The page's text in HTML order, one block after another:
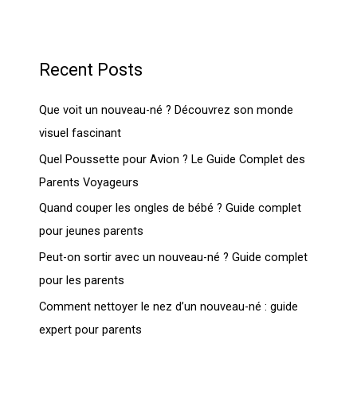
Recent Posts
Que voit un nouveau-né ? Découvrez son monde
visuel fascinant
Quel Poussette pour Avion ? Le Guide Complet des
Parents Voyageurs
Quand couper les ongles de bébé ? Guide complet
pour jeunes parents
Peut-on sortir avec un nouveau-né ? Guide complet
pour les parents
Comment nettoyer le nez d’un nouveau-né : guide
expert pour parents